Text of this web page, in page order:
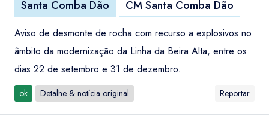
Santa Comba Dão
CM Santa Comba Dão
Aviso de desmonte de rocha com recurso a explosivos no
âmbito da modernização da Linha da Beira Alta, entre os
dias 22 de setembro e 31 de dezembro.
ok Detalhe & notícia original Reportar